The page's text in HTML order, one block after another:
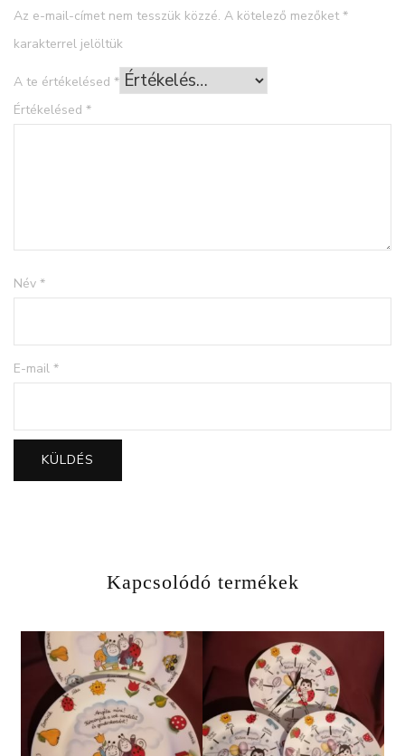
Az e-mail-címet nem tesszük közzé. A kötelező mezőket*
karakterrel jelöltük
A te értékelésed *
Értékelésed *
Név *
E-mail *
Kapcsolódó termékek